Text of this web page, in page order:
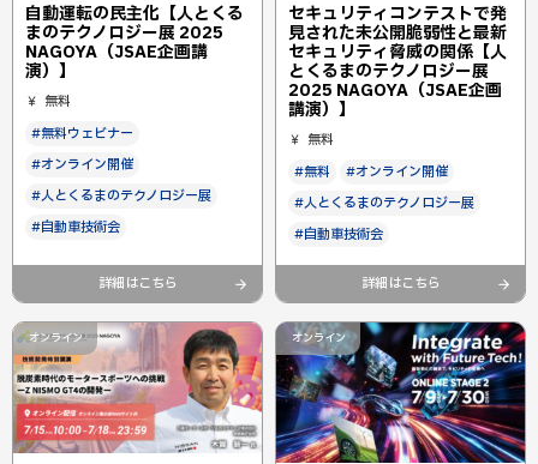
自動運転の民主化【人とくる
まのテクノロジー展 2025
NAGOYA（JSAE企画講
演）】
無料
#無料ウェビナー
#オンライン開催
#人とくるまのテクノロジー展
#自動車技術会
詳細はこちら
セキュリティコンテストで発
見された未公開脆弱性と最新
セキュリティ脅威の関係【人
とくるまのテクノロジー展
2025 NAGOYA（JSAE企画
講演）】
無料
#無料
#オンライン開催
#人とくるまのテクノロジー展
#自動車技術会
詳細はこちら
オンライン オンライン